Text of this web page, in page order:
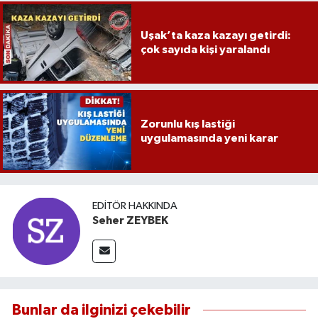
Uşak’ta kaza kazayı getirdi:
çok sayıda kişi yaralandı
Zorunlu kış lastiği
uygulamasında yeni karar
EDITÖR HAKKINDA
Seher ZEYBEK
Bunlar da ilginizi çekebilir